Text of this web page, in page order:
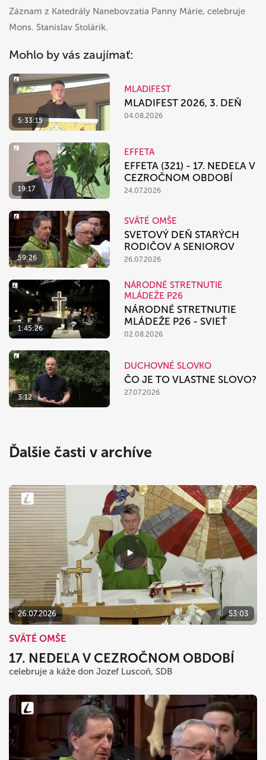
Záznam z Katedrály Nanebovzatia Panny Márie, celebruje
Mons. Stanislav Stolárik.
Mohlo by vás zaujímať:
5:33:15
MLADIFEST
MLADIFEST 2026, 3. DEŇ
04.08.2026
19:17
EFFETA
EFFETA (321) - 17. NEDEĽA V
CEZROČNOM OBDOBÍ
24.07.2026
59:26
SVÄTÉ OMŠE
SVETOVÝ DEŇ STARÝCH
RODIČOV A SENIOROV
26.07.2026
1:45:26
NÁRODNÉ STRETNUTIE
MLÁDEŽE P26
NÁRODNÉ STRETNUTIE
MLÁDEŽE P26 - SVIEŤ
02.08.2026
3:12
DUCHOVNÉ SLOVKO
ČO JE TO VLASTNE SLOVO?
27.07.2026
Ďalšie časti v archíve
26.07.2026 53:03
SVÄTÉ OMŠE
17. NEDEĽA V CEZROČNOM OBDOBÍ
celebruje a káže don Jozef Luscoň, SDB